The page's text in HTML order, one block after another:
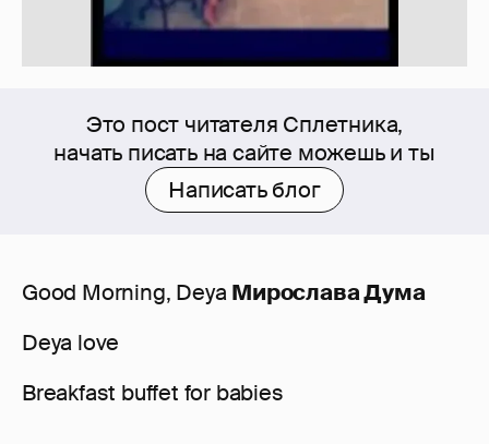
Это пост читателя Сплетника,
начать писать на сайте можешь и ты
Написать блог
Good Morning, Deya Мирослава Дума
Deya love
Breakfast buffet for babies